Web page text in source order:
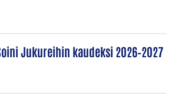
Jukureihin kaudeksi 2026–2027